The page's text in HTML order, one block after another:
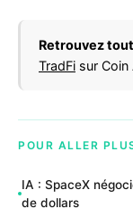
Retrouvez
TradFi sur Coin
POUR ALLER
IA : SpaceX
de dollars